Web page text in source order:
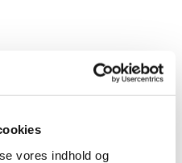
vores indhold og